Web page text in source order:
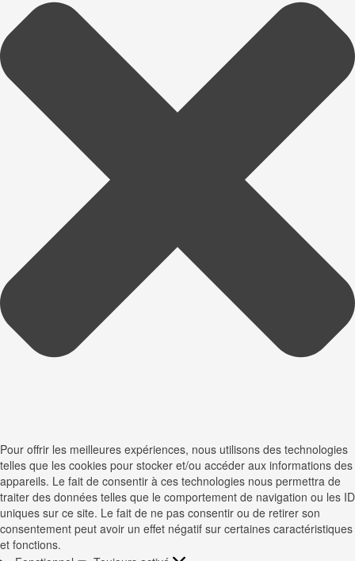
Pour offrir les meilleures expériences, nous utilisons des technologies
telles que les cookies pour stocker et/ou accéder aux informations des
appareils. Le fait de consentir à ces technologies nous permettra de
traiter des données telles que le comportement de navigation ou les ID
uniques sur ce site. Le fait de ne pas consentir ou de retirer son
consentement peut avoir un effet négatif sur certaines caractéristiques
et fonctions.